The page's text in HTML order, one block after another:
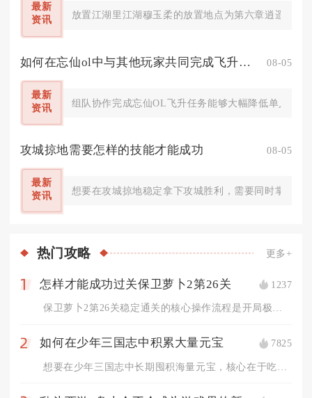
最新
资讯
放置江湖里江湖穆玉柔的放置地点为第六章逍遥林
如何在忘仙ol中与其他玩家共同完成飞升任务 08-05
最新
资讯
组队协作完成忘仙OL飞升任务能够大幅降低单人渡
攻城掠地需要怎样的技能才能成功 08-05
最新
资讯
想要在攻城掠地稳定拿下攻城胜利，需要同时掌握
热门攻略 更多+
怎样才能成功过关保卫萝卜2第26关 1237
保卫萝卜2第26关稳定通关的核心操作流程是开局极速解锁全部太...
2 如何在少年三国志中积累大量元宝 7825